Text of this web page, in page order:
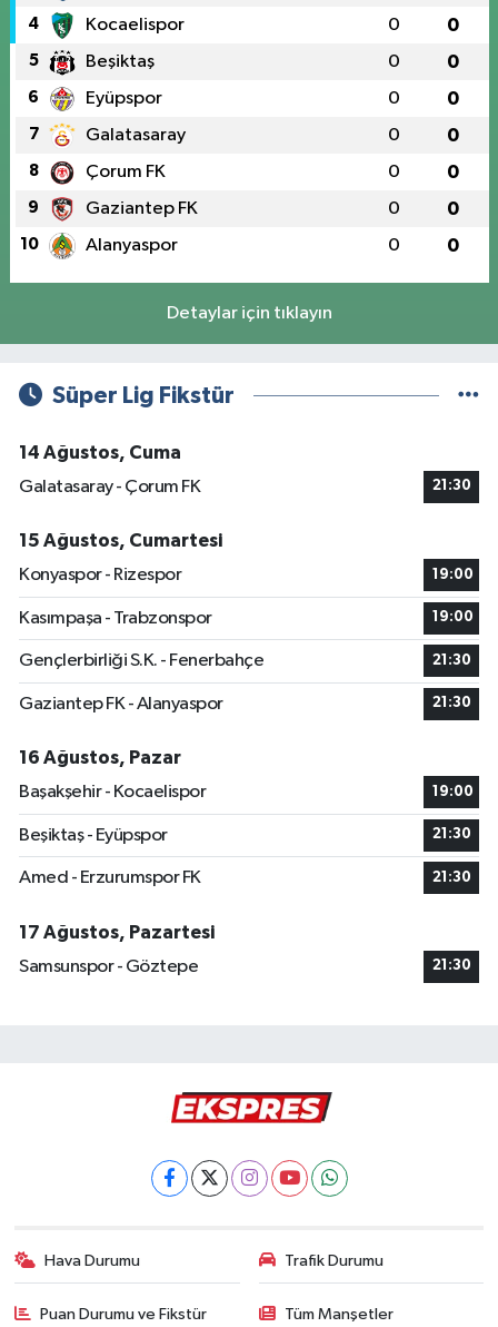
4 Kocaelispor 0 0
5 Beşiktaş 0 0
6 Eyüpspor 0 0
7 Galatasaray 0 0
8 Çorum FK 0 0
9 Gaziantep FK 0 0
10 Alanyaspor 0 0
Detaylar için tıklayın
Süper Lig Fikstür
14 Ağustos, Cuma
Galatasaray - Çorum FK
21:30
15 Ağustos, Cumartesi
Konyaspor - Rizespor
19:00
Kasımpaşa - Trabzonspor 19:00
Gençlerbirliği S.K. - Fenerbahçe 21:30
Gaziantep FK - Alanyaspor 21:30
16 Ağustos, Pazar
Başakşehir - Kocaelispor
19:00
Beşiktaş - Eyüpspor 21:30
Amed - Erzurumspor FK 21:30
17 Ağustos, Pazartesi
Samsunspor - Göztepe
21:30
Hava Durumu Trafik Durumu
Puan Durumu ve Fikstür Tüm Manşetler